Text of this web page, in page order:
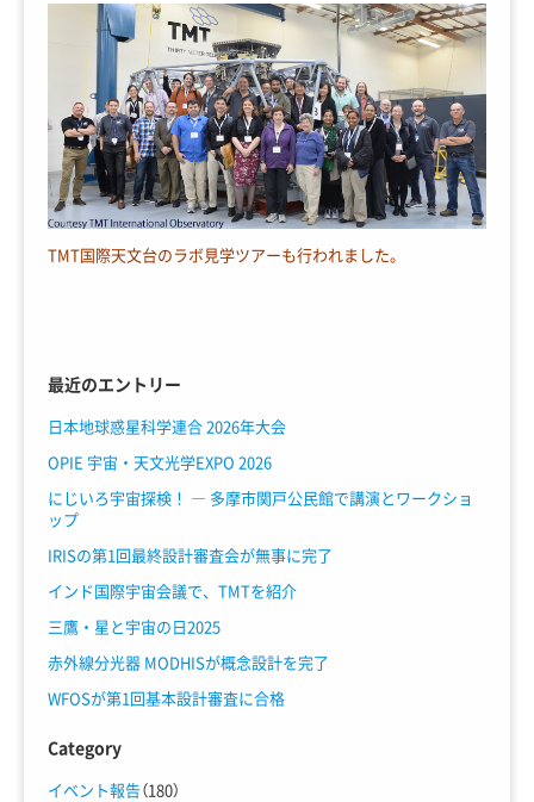
TMT国際天文台のラボ見学ツアーも行われました。
最近のエントリー
日本地球惑星科学連合 2026年大会
OPIE 宇宙・天文光学EXPO 2026
にじいろ宇宙探検！ ― 多摩市関戸公民館で講演とワークショ
ップ
IRISの第1回最終設計審査会が無事に完了
インド国際宇宙会議で、TMTを紹介
三鷹・星と宇宙の日2025
赤外線分光器 MODHISが概念設計を完了
WFOSが第1回基本設計審査に合格
Category
イベント報告（180）